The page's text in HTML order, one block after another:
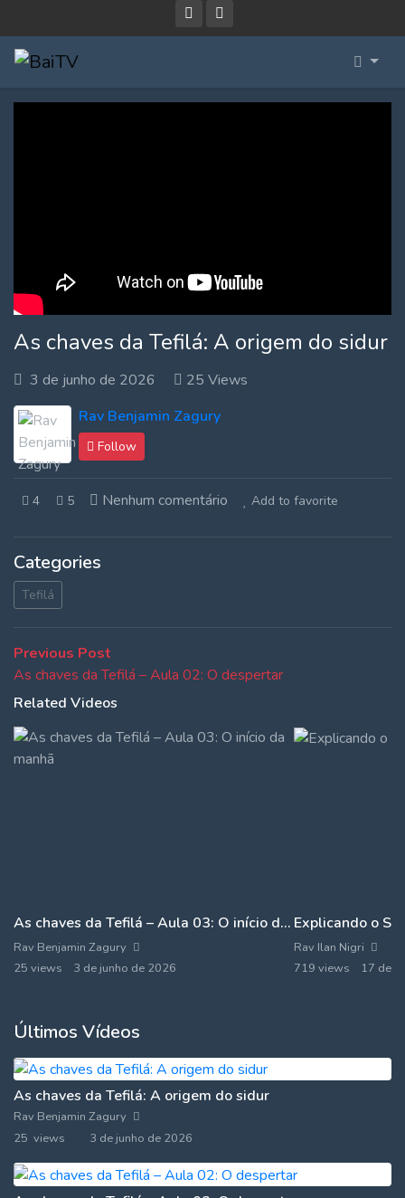
As chaves da Tefilá: A origem do sidur
3 de junho de 2026
25 Views
Rav Benjamin Zagury
Follow
4 5 Nenhum comentário Add to favorite
Categories
Tefilá
Navegação
de
Post
Previous Post
post:
As chaves da Tefilá – Aula 02: O despertar
Related Videos
As chaves da Tefilá – Aula 03: O início da manhã
Rav Benjamin Zagury
25 views
3 de junho de 2026
Explicando o
Rav Ilan Nigri
719 views
17 de
Últimos Vídeos
As chaves da Tefilá: A origem do sidur
Rav Benjamin Zagury
25 views
3 de junho de 2026